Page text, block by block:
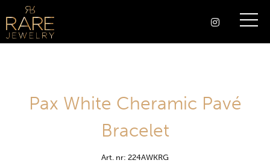
Pax White Cheramic Pavé
Bracelet
Art. nr: 224AWKRG